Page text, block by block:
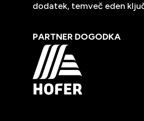
dodatek, temveč eden
PARTNER DOGODKA